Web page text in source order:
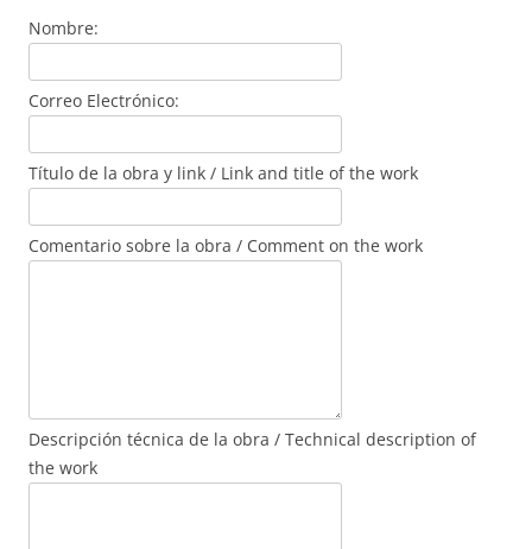
Nombre:
Correo Electrónico:
Título de la obra y link / Link and title of the work
Comentario sobre la obra / Comment on the work
Descripción técnica de la obra / Technical description of
the work